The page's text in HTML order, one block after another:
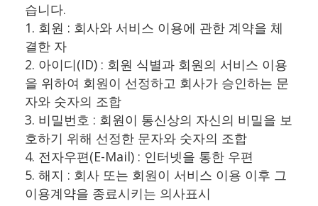
습니다.
1. 회원 : 회사와 서비스 이용에 관한 계약을 체
결한 자
2. 아이디(ID) : 회원 식별과 회원의 서비스 이용
을 위하여 회원이 선정하고 회사가 승인하는 문
자와 숫자의 조합
3. 비밀번호 : 회원이 통신상의 자신의 비밀을 보
호하기 위해 선정한 문자와 숫자의 조합
4. 전자우편(E-Mail) : 인터넷을 통한 우편
5. 해지 : 회사 또는 회원이 서비스 이용 이후 그
이용계약을 종료시키는 의사표시